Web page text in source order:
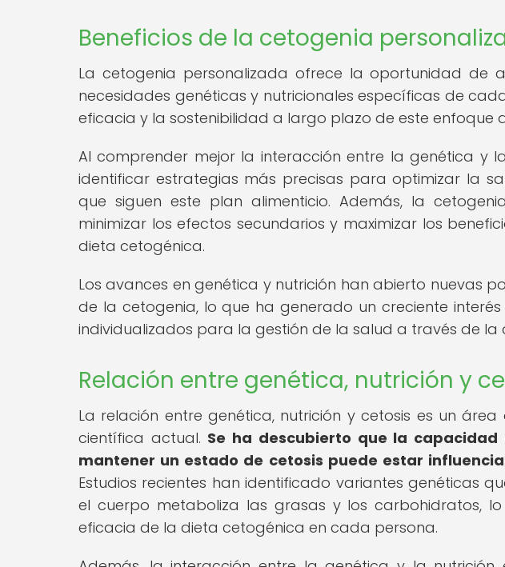
Beneficios de la cetogenia
La cetogenia personalizada ofrece la oportunidad
necesidades genéticas y nutricionales específicas de
eficacia y la sostenibilidad a largo plazo de este enfoque
Al comprender mejor la interacción entre la genética y
identificar estrategias más precisas para optimizar la
que siguen este plan alimenticio. Además, la
minimizar los efectos secundarios y maximizar los
dieta cetogénica.
Los avances en genética y nutrición han abierto nuevas
de la cetogenia, lo que ha generado un creciente
individualizados para la gestión de la salud a través de la
Relación entre genética, nutrición y
La relación entre genética, nutrición y cetosis es un
científica actual. Se ha descubierto que la
mantener un estado de cetosis puede estar
Estudios recientes han identificado variantes genéticas
el cuerpo metaboliza las grasas y los carbohidratos,
eficacia de la dieta cetogénica en cada persona.